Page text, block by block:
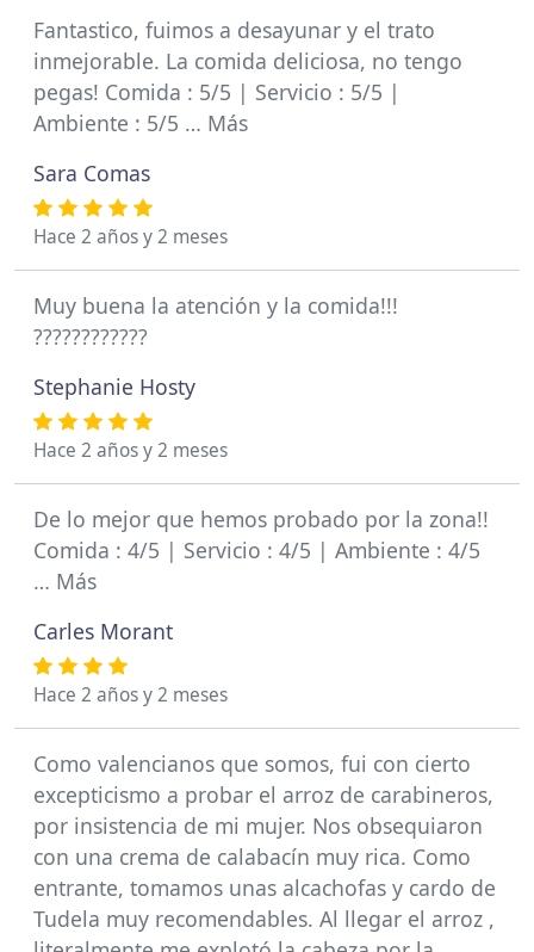
Fantastico, fuimos a desayunar y el trato
inmejorable. La comida deliciosa, no tengo
pegas! Comida : 5/5 | Servicio : 5/5 |
Ambiente : 5/5 … Más
Sara Comas
Hace 2 años y 2 meses
Muy buena la atención y la comida!!!
????????????
Stephanie Hosty
Hace 2 años y 2 meses
De lo mejor que hemos probado por la zona!!
Comida : 4/5 | Servicio : 4/5 | Ambiente : 4/5
… Más
Carles Morant
Hace 2 años y 2 meses
Como valencianos que somos, fui con cierto
excepticismo a probar el arroz de carabineros,
por insistencia de mi mujer. Nos obsequiaron
con una crema de calabacín muy rica. Como
entrante, tomamos unas alcachofas y cardo de
Tudela muy recomendables. Al llegar el arroz ,